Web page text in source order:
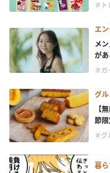
＃ト
エ
メ
が
＃ガ
グ
【
節
＃グ
暮